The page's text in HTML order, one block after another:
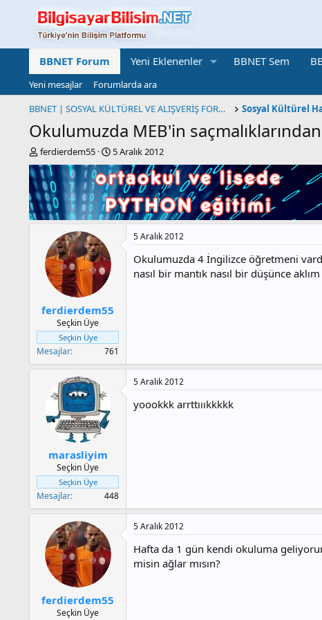
BBNET Forum Yeni Eklenenler BBNET Sem
Yeni mesajlar
Forumlarda ara
BBNET | SOSYAL KÜLTÜREL VE ALIŞVERİŞ FORUMU
Okulumuzda MEB'in
K
o
n
b
u
y
a
ferdierdem55
B
a
ş
l
a
n
h
5 Aralık 2012
ferdierdem55
Seçkin Üye
Seçkin Üye
Mesajlar 761
5 Aralık 2012
Okulumuzda 4 İngilizce öğretmeni
nasıl bir mantık nasıl bir düşünce
marasliyim
Seçkin Üye
Seçkin Üye
Mesajlar 448
5 Aralık 2012
yoookkk arrttıııkkkkk
ferdierdem55
Seçkin Üye
5 Aralık 2012
Hafta da 1 gün kendi okuluma
misin ağlar mısın?